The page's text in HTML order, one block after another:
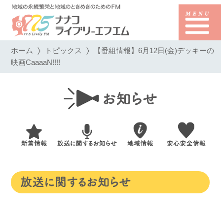
ホーム トピックス 【番組情報】6月12日(金)デッキーの
映画CaaaaN!!!!